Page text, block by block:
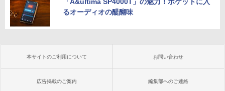
るオーディオの醍醐味
本サイトのご利用について お問い合わせ
広告掲載のご案内 編集部へのご連絡